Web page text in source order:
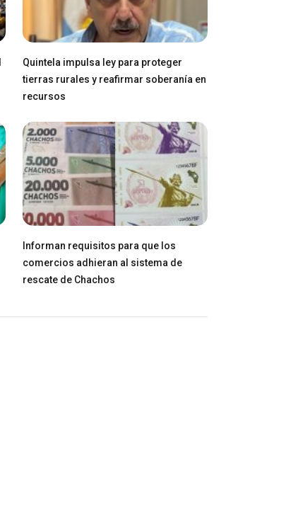
Quintela impulsa ley para proteger
tierras rurales y reafirmar soberanía en
recursos
Informan requisitos para que los
comercios adhieran al sistema de
rescate de Chachos